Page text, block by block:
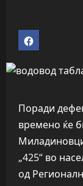
Поради
времено ќе
„425“ во
од